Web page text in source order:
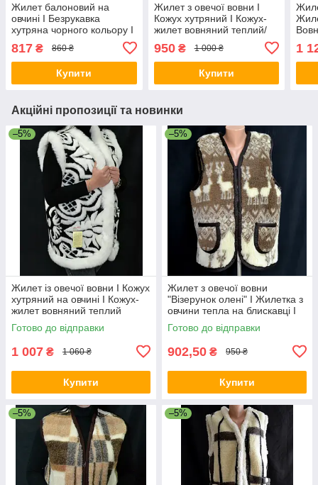
Жилет балоновий на
овчині I Безрукавка
хутряна чорного кольору I
817 ₴ 860 ₴
Купити
Жилет з овечої вовни I
Кожух хутряний I Кожух-
жилет вовняний теплий/
950₴ 1 000 ₴
Купити
1
Акційні пропозиції та новинки
–5%
Жилет із овечої вовни I Кожух
хутряний на овчині I Кожух-
жилет вовняний теплий
Готово до відправки
1 007 ₴ 1 060 ₴
Купити
–5%
Жилет з овечої вовни
"Візерунок олені" I Жилетка з
овчини тепла на блискавці I
Хутряна жилетка
Готово до відправки
902,50 ₴ 950 ₴
Купити
–5% –5%